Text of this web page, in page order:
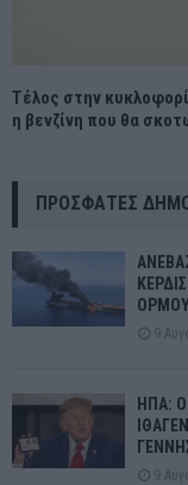
Τέλος στην
η βενζίνη που θα
ΠΡΌΣΦΑΤΕΣ
9
ΗΠΑ:
9